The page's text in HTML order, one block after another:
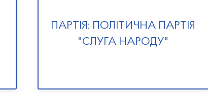
ПАРТІЯ: ПОЛІТИЧНА ПАРТІЯ
"СЛУГА НАРОДУ"